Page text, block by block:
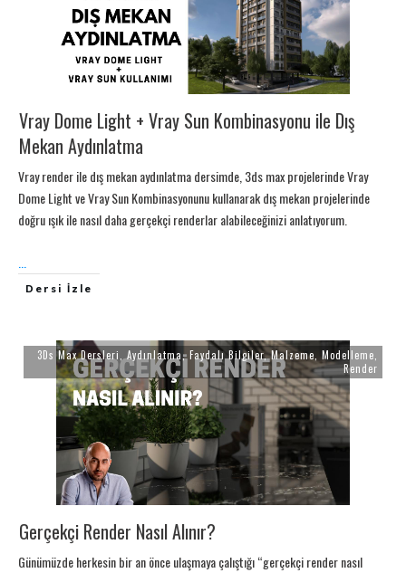
Vray Dome Light + Vray Sun Kombinasyonu ile Dış
Mekan Aydınlatma
Vray render ile dış mekan aydınlatma dersimde, 3ds max projelerinde Vray
Dome Light ve Vray Sun Kombinasyonunu kullanarak dış mekan projelerinde
doğru ışık ile nasıl daha gerçekçi renderlar alabileceğinizi anlatıyorum.
Dersi İzle
3Ds Max Dersleri Aydınlatma,Faydalı Bilgiler,Malzeme Modelleme
Render
Gerçekçi Render Nasıl Alınır?
Günümüzde herkesin bir an önce ulaşmaya çalıştığı “gerçekçi render nasıl